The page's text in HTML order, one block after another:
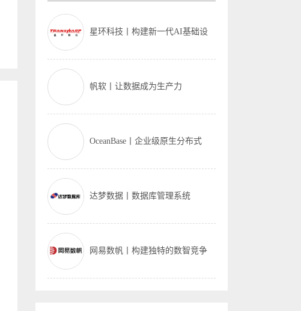
星环科技丨构建新一代AI基础设
帆软丨让数据成为生产力
OceanBase丨企业级原生分布式
达梦数据丨数据库管理系统
网易数帆丨构建独特的数智竞争